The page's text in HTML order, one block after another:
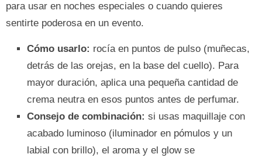
para usar en noches especiales o cuando quieres
sentirte poderosa en un evento.
Cómo usarlo: rocía en puntos de pulso (muñecas,
detrás de las orejas, en la base del cuello). Para
mayor duración, aplica una pequeña cantidad de
crema neutra en esos puntos antes de perfumar.
Consejo de combinación: si usas maquillaje con
acabado luminoso (iluminador en pómulos y un
labial con brillo), el aroma y el glow se